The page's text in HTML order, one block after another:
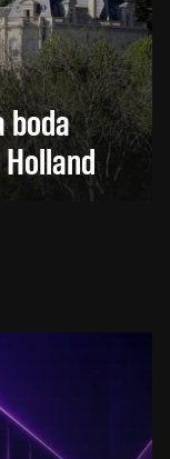
boda